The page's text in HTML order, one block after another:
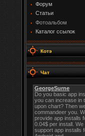
Форум
Статьи
Фотоальбом
Каталог ссылок
Котэ
Чат